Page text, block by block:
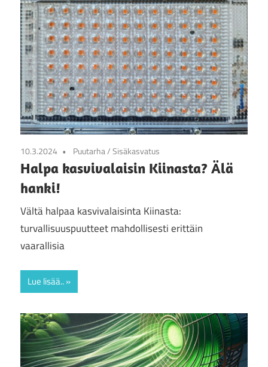
10.3.2024 Puutarha/Sisäkasvatus
Halpa kasvivalaisin Kiinasta? Älä
hanki!
Vältä halpaa kasvivalaisinta Kiinasta:
turvallisuuspuutteet mahdollisesti erittäin
vaarallisia
Lue lisää..